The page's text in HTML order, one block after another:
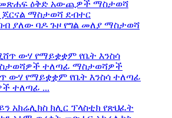
ያለው ባዶ ጉዞ የግል መለያ ማስታወሻ
ውሃ የማይቋቋም የቤት እንስሳ ተለጣፊ
ተለጣፊ ...